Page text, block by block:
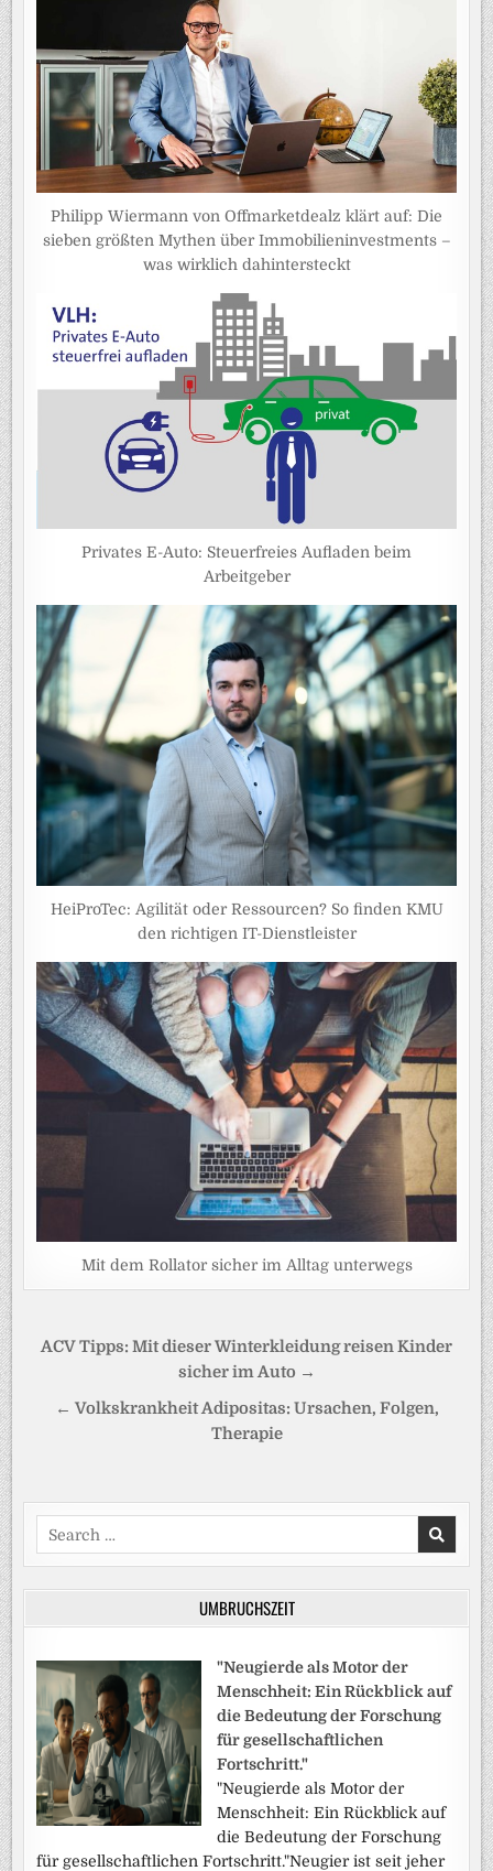
Philipp Wiermann von Offmarketdealz klärt auf: Die
sieben größten Mythen über Immobilieninvestments –
was wirklich dahintersteckt
Privates E-Auto: Steuerfreies Aufladen beim
Arbeitgeber
HeiProTec: Agilität oder Ressourcen? So finden KMU
den richtigen IT-Dienstleister
Mit dem Rollator sicher im Alltag unterwegs
Beitragsnavigation
ACV Tipps: Mit dieser Winterkleidung reisen Kinder
sicher im Auto →
← Volkskrankheit Adipositas: Ursachen, Folgen,
Therapie
Search
for:
UMBRUCHSZEIT
"Neugierde als Motor der
Menschheit: Ein Rückblick auf
die Bedeutung der Forschung
für gesellschaftlichen
Fortschritt."
"Neugierde als Motor der
Menschheit: Ein Rückblick auf
die Bedeutung der Forschung
für gesellschaftlichen Fortschritt."Neugier ist seit jeher